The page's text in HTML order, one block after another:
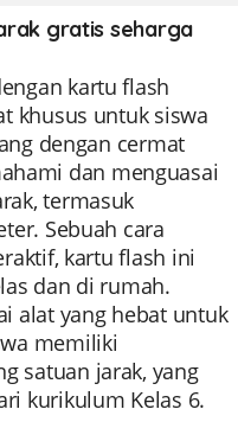
gratis seharga
kartu flash
khusus untuk siswa
dengan cermat
dan menguasai
termasuk
Sebuah cara
kartu flash ini
dan di rumah.
alat yang hebat untuk
memiliki
satuan jarak, yang
kurikulum Kelas 6.